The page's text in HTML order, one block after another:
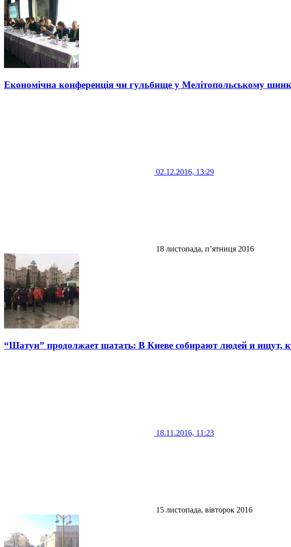
Економічна конференція чи гульбище у Мелітопольському
02.12.2016, 13:29
18 листопада, п’ятниця 2016
“Шатун” продолжает шатать: В Киеве собирают людей и ищут,
18.11.2016, 11:23
15 листопада, вівторок 2016